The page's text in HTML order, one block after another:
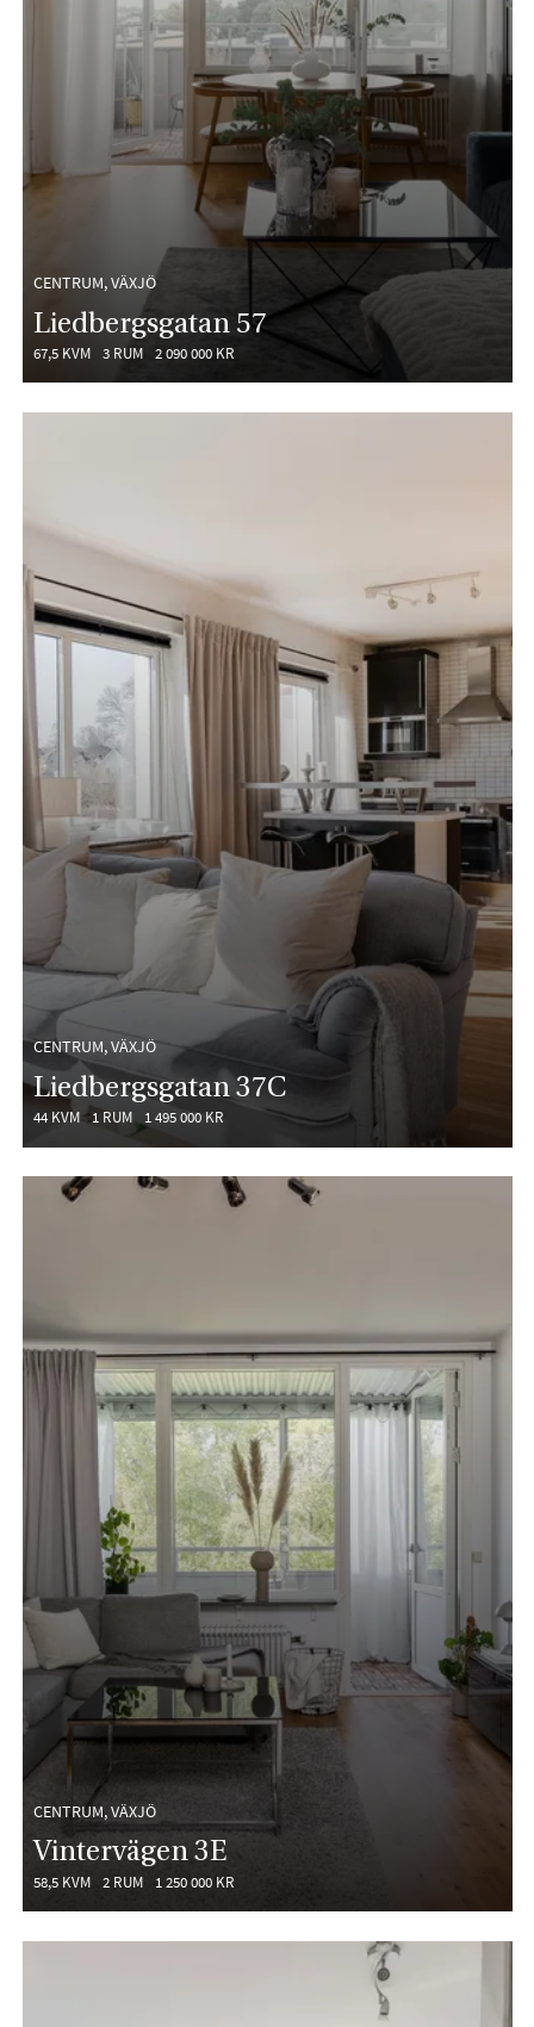
CENTRUM, VÄXJÖ
Liedbergsgatan 57
67,5 KVM 3 RUM 2 090 000 KR
CENTRUM, VÄXJÖ
Liedbergsgatan 37C
44 KVM 1 RUM 1 495 000 KR
CENTRUM, VÄXJÖ
Vintervägen 3E
58,5 KVM 2 RUM 1 250 000 KR